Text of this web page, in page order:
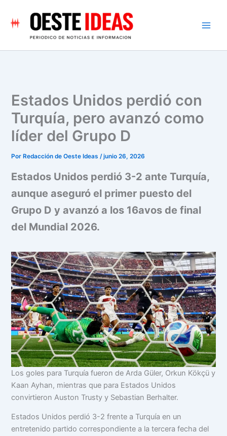
contenido
Estados Unidos perdió con
Turquía, pero avanzó como
líder del Grupo D
Por Redacción de Oeste Ideas/junio 26, 2026
Estados Unidos perdió 3-2 ante Turquía,
aunque aseguró el primer puesto del
Grupo D y avanzó a los 16avos de final
del Mundial 2026.
Los goles para Turquía fueron de Arda Güler, Orkun Kökçü y
Kaan Ayhan, mientras que para Estados Unidos
convirtieron Auston Trusty y Sebastian Berhalter.
Estados Unidos perdió 3-2 frente a Turquía en un
entretenido partido correspondiente a la tercera fecha del